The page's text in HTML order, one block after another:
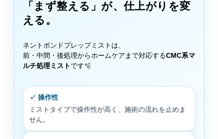
「まず整える」が、仕上がりを変
える。
ネントボンドプレップミストは、
前・中間・後処理からホームケアまで対応するCMC系マ
ルチ処理ミストです🫧
✓ 操作性
ミストタイプで操作性が高く、施術の流れを止めま
せん。